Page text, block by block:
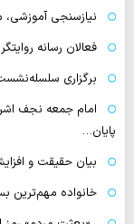
نیازسنجی آموزشی،
فعالان رسانه‌
برگزاری
امام جمعه نجف
پایان…
بیان حقیقت و
خانواده مهم‌ترین